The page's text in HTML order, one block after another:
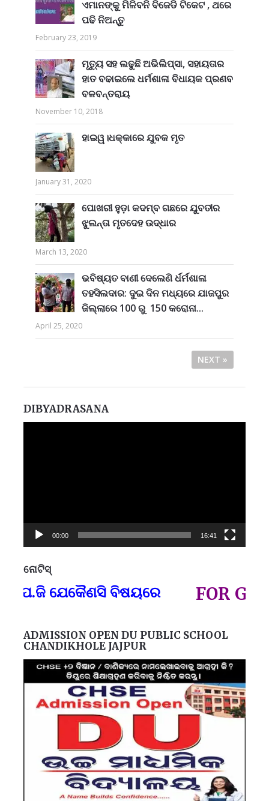
ଏମାନଙ୍କୁ ମିଳିବନି ବିଜେଡି ଟିକେଟ , ଥରେ
ପଢି ନିଅନ୍ତୁ
February 23, 2019
ମୃତ୍ୟୁ ସହ ଲଢୁଛି ଅଭିଲିପ୍ସା, ସହାୟତାର
ହାତ ବଢାଇଲେ ଧର୍ମଶାଳା ବିଧାୟକ ପ୍ରଣବ
ବଳବନ୍ତରାୟ
November 10, 2018
ହାଇୱ।ଧକ୍କାରେ ଯୁବକ ମୃତ
January 31, 2020
ପୋଖରୀ ହୁଡ଼ା କଦମ୍ବ ଗଛରେ ଯୁବତୀର
ଝୁଲନ୍ତା ମୃତଦେହ ଉଦ୍ଧାର
March 13, 2020
ଭବିଷ୍ୟତ ବାଣୀ ଦେଲେଣି ର୍ଧର୍ମଶାଳା
ତହସିଲଦାର: ଦୁଇ ଦିନ ମଧ୍ୟରେ ଯାଜପୁର
ଜିଲ୍ଲାରେ 100 ରୁ 150 କରୋନା...
April 25, 2020
NEXT »
DIBYADRASANA
00:00 16:41
ନୋଟିସ୍
ଯେକୈଣସି ବିଷୟରେ FOR GOVT
ADMISSION OPEN DU PUBLIC SCHOOL
CHANDIKHOLE JAJPUR